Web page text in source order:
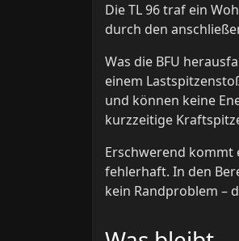
Die TL 96 traf ein
durch den
Was die BFU
einem
und können keine
kurzzeitige
Erschwerend kommt
fehlerhaft. In den
kein Randproblem –